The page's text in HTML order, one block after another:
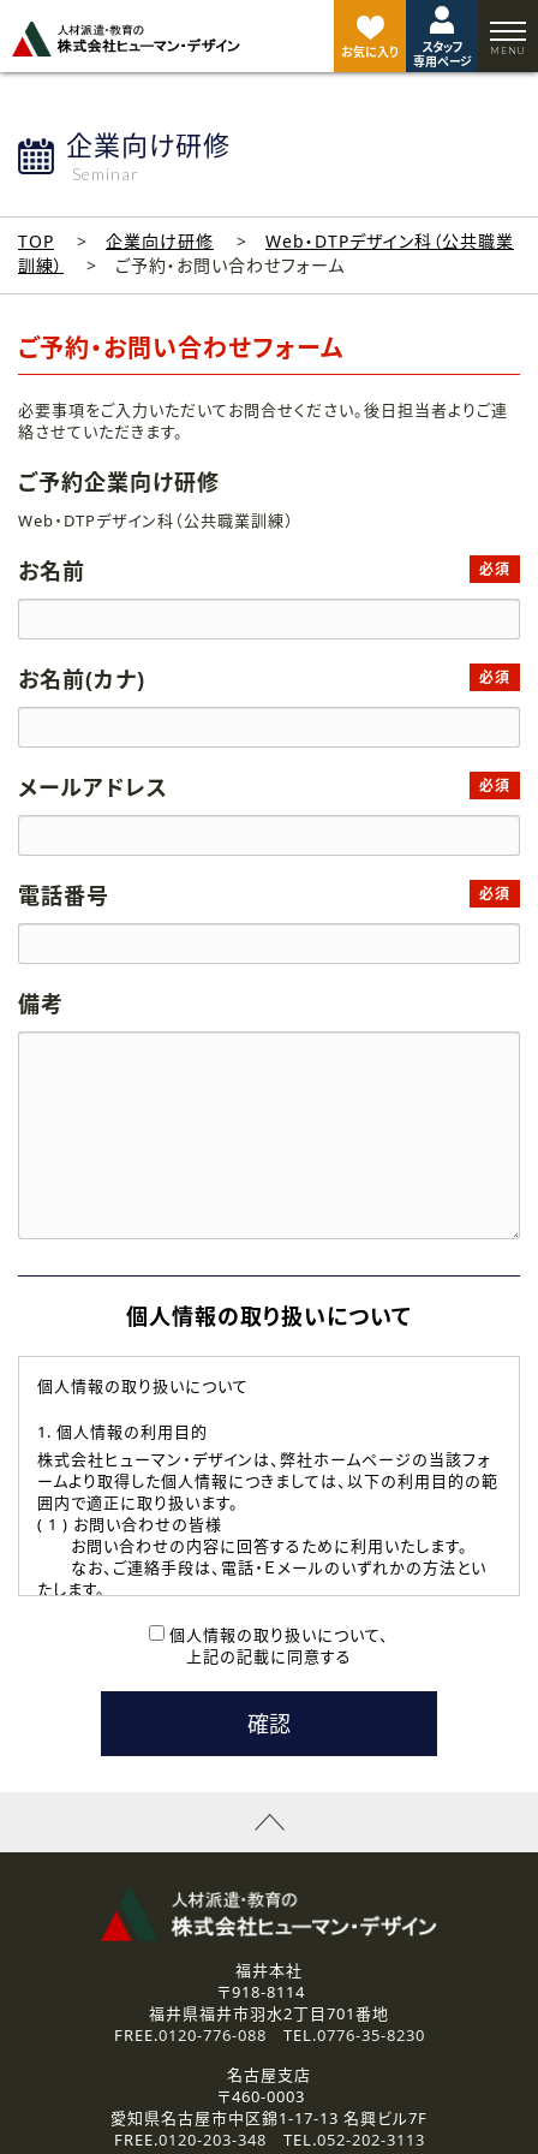
お気に入り
スタッフ
専用ページ
企業向け研修
Seminar
TOP 企業向け研修
Web・DTPデザイン科（公共職業
訓練）
ご予約・お問い合わせフォーム
ご予約・お問い合わせフォーム
必要事項をご入力いただいてお問合せください。後日担当者よりご連
絡させていただきます。
ご予約企業向け研修
Web・DTPデザイン科（公共職業訓練）
お名前 必須
お名前(カナ) 必須
メールアドレス 必須
電話番号 必須
備考
個人情報の取り扱いについて
個人情報の取り扱いについて
1. 個人情報の利用目的
株式会社ヒューマン・デザインは、弊社ホームページの当該フォ
ームより取得した個人情報につきましては、以下の利用目的の範
囲内で適正に取り扱います。
( 1 ) お問い合わせの皆様
お問い合わせの内容に回答するために利用いたします。
なお、ご連絡手段は、電話・Ｅメールのいずれかの方法とい
たします。
本登録に関するご連絡および本登録時の参考情報として利
たします。
( 3 ) スタッフ派遣を検討されている企業の皆様
お問い合わせの内容に回答するために利用いたします。
なお、ご連絡手段は、電話・Ｅメールのいずれかの方法とい
資料送付、受講相談に関するご連絡のために利用いたしま
その他、お問い合わせの内容に回答するために利用いたし
なお、ご連絡手段は、電話・Ｅメールのいずれかの方法とい
2.個人情報の第三者提供
ご提供いただいた個人情報は、法令等の規定に従う場合を除き、
3.個人情報の取り扱いの委託
弊社の定める個人情報保護の評価基準を満たした委託先に、個
人情報を委託する場合があります。
個人情報の取り扱いについて、
上記の記載に同意する
ジ
ト
福井本社
〒918-8114
福井県福井市羽水2丁目701番地
FREE.0120-776-088 TEL.0776-35-8230
名古屋支店
〒460-0003
愛知県名古屋市中区錦1-17-13 名興ビル7F
FREE.0120-203-348 TEL.052-202-3113